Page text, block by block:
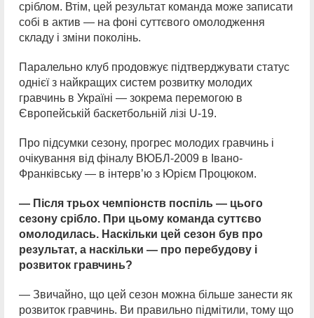
сріблом. Втім, цей результат команда може записати
собі в актив — на фоні суттєвого омолодження
складу і зміни поколінь.
Паралельно клуб продовжує підтверджувати статус
однієї з найкращих систем розвитку молодих
гравчинь в Україні — зокрема перемогою в
Європейській баскетбольній лізі U-19.
Про підсумки сезону, прогрес молодих гравчинь і
очікування від фіналу ВЮБЛ-2009 в Івано-
Франківську — в інтерв’ю з Юрієм Процюком.
— Після трьох чемпіонств поспіль — цього
сезону срібло. При цьому команда суттєво
омолодилась. Наскільки цей сезон був про
результат, а наскільки — про перебудову і
розвиток гравчинь?
— Звичайно, що цей сезон можна більше занести як
розвиток гравчинь. Ви правильно підмітили, тому що